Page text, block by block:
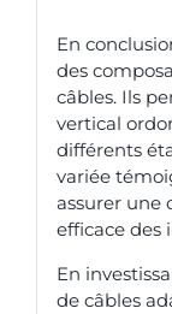
En
des
câbles. Ils
vertical
différents
variée
assurer une
efficace des
En
de câbles